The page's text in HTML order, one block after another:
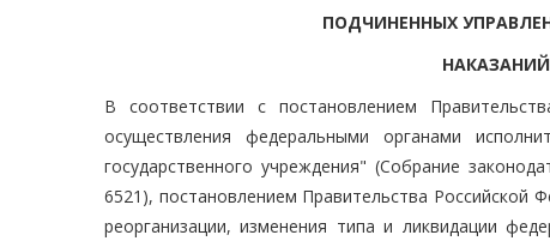
ПОДЧИНЕННЫХ
В соответствии с постановлением
осуществления федеральными органами
государственного учреждения" (Собрание
6521), постановлением Правительства Российской
реорганизации, изменения типа и ликвидации